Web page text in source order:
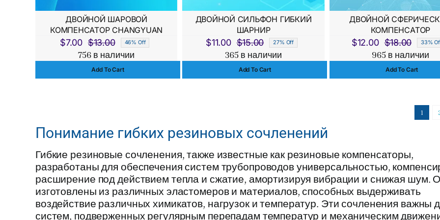
ДВОЙНОЙ ШАРОВОЙ
КОМПЕНСАТОР CHANGYUAN
$13.00
Первоначальная
цена
составляла
$7.00
Текущая
цена:
$7.00.
46% Off
756 в наличии
Add To Cart
ДВОЙНОЙ СИЛЬФОН ГИБКИЙ
ШАРНИР
$15.00
Первоначальная
цена
составляла
$11.00
Текущая
цена:
$11.00.
27% Off
365 в наличии
Add To Cart
ДВОЙНОЙ
КОМПЕНСАТОР
$18.00
цена
$12.00
цена:
$12.00.
33%
965 в наличии
Add To Cart
1
Понимание гибких резиновых сочленений
Гибкие резиновые сочленения, также известные как резиновые компенсаторы,
разработаны для обеспечения систем трубопроводов универсальностью,
расширение под действием тепла и сжатие, амортизируя вибрации и снижая шум.
изготовлены из различных эластомеров и материалов, способных выдерживать
воздействие различных химикатов, нагрузок и температур. Эти сочленения важны
систем, подверженных регулярным перепадам температур и механическим